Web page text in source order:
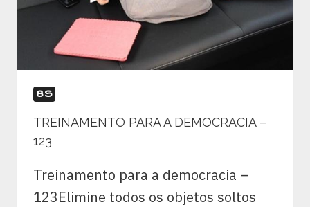
8S
TREINAMENTO PARA A DEMOCRACIA –
123
Treinamento para a democracia –
123Elimine todos os objetos soltos